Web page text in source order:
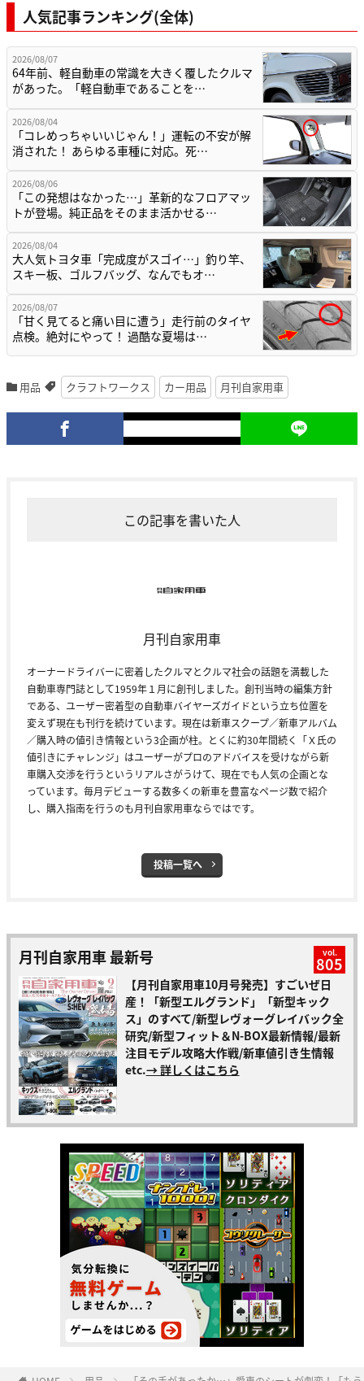
人気記事ランキング(全体)
2026/08/07
64年前、軽自動車の常識を大きく覆したクルマ
があった。「軽自動車であることを…
2026/08/04
「コレめっちゃいいじゃん！」運転の不安が解
消された！ あらゆる車種に対応。死…
2026/08/06
「この発想はなかった…」革新的なフロアマッ
トが登場。純正品をそのまま活かせる…
2026/08/04
大人気トヨタ車「完成度がスゴイ…」釣り竿、
スキー板、ゴルフバッグ、なんでもオ…
2026/08/07
「甘く見てると痛い目に遭う」走行前のタイヤ
点検。絶対にやって！ 過酷な夏場は…
用品 クラフトワークス カー用品 月刊自家用車
この記事を書いた人
月刊自家用車
オーナードライバーに密着したクルマとクルマ社会の話題を満載した
自動車専門誌として1959年１月に創刊しました。創刊当時の編集方針
である、ユーザー密着型の自動車バイヤーズガイドという立ち位置を
変えず現在も刊行を続けています。現在は新車スクープ／新車アルバム
／購入時の値引き情報という3企画が柱。とくに約30年間続く「Ｘ氏の
値引きにチャレンジ」はユーザーがプロのアドバイスを受けながら新
車購入交渉を行うというリアルさがうけて、現在でも人気の企画とな
っています。毎月デビューする数多くの新車を豊富なページ数で紹介
し、購入指南を行うのも月刊自家用車ならではです。
投稿一覧へ
月刊自家用車 最新号 vol.
805
【月刊自家用車10月号発売】すごいぜ日
産！「新型エルグランド」「新型キック
ス」のすべて/新型レヴォーグレイバック全
研究/新型フィット＆N-BOX最新情報/最新
注目モデル攻略大作戦/新車値引き生情報
etc.→ 詳しくはこちら